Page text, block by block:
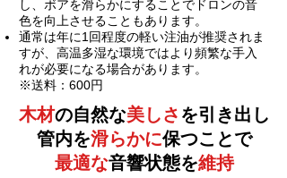
し、ボアを滑らかにすることでドロンの音
色を向上させることもあります。
通常は年に1回程度の軽い注油が推奨されま
すが、高温多湿な環境ではより頻繁な手入
れが必要になる場合があります。
※送料：600円
木材の自然な美しさ を引き出し
管内を滑らかに保つことで
最適な音響状態を維持